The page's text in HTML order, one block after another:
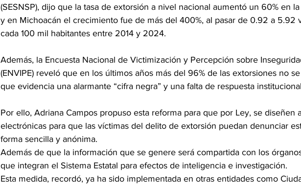
(SESNSP), dijo que la tasa de extorsión a nivel nacional aumentó un 60% en
y en Michoacán el crecimiento fue de más del 400%, al pasar de 0.92 a 5.92
cada 100 mil habitantes entre 2014 y 2024.
Además, la Encuesta Nacional de Victimización y Percepción sobre
(ENVIPE) reveló que en los últimos años más del 96% de las extorsiones no
que evidencia una alarmante “cifra negra” y una falta de respuesta
Por ello, Adriana Campos propuso esta reforma para que por Ley, se diseñen
electrónicas para que las víctimas del delito de extorsión puedan denunciar
forma sencilla y anónima.
Además de que la información que se genere será compartida con los
que integran el Sistema Estatal para efectos de inteligencia e investigación.
Esta medida, recordó, ya ha sido implementada en otras entidades como